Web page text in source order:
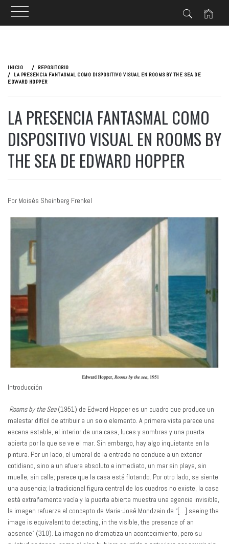
contenido
INICIO
REPOSITORIO
LA PRESENCIA FANTASMAL COMO DISPOSITIVO VISUAL EN ROOMS BY THE SEA DE
EDWARD HOPPER
LA PRESENCIA FANTASMAL COMO
DISPOSITIVO VISUAL EN ROOMS BY
THE SEA DE EDWARD HOPPER
Por Moisés Sheinberg Frenkel
Introducción
Rooms by the Sea(1951) de Edward Hopper es un cuadro que produce un
malestar difícil de atribuir a un solo elemento. A primera vista parece una
escena estable, el interior de una casa, luces y sombras y una puerta
abierta por la que se ve el mar. Sin embargo, hay algo inquietante en la
pintura. Por un lado, el umbral de la entrada no conduce a un exterior
cotidiano, sino a un afuera absoluto e inmediato, un mar sin playa, sin
muelle, sin calle; parece que la casa está flotando. Por otro lado, se siente
una ausencia; la tradicional figura central de los cuadros no existe, la casa
está extrañamente vacía y la puerta abierta muestra una agencia invisible,
la imagen refuerza el concepto de Marie-José Mondzain de “[…] seeing the
image is equivalent to detecting, in the visible, the presence of an
absence” (310). La imagen no dramatiza un acontecimiento, pero su